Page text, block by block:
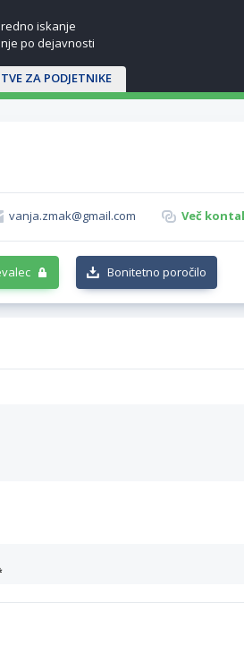
iskanje
po dejavnosti
ZA PODJETNIKE
vanja.zmak@gmail.com Več
Bonitetno poročilo